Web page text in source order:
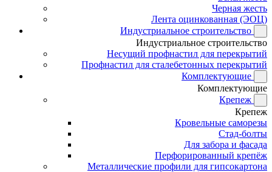
Черная жесть
Лента оцинкованная (ЭОЦ)
Индустриальное строительство
Индустриальное строительство
Несущий профнастил для перекрытий
Профнастил для сталебетонных перекрытий
Комплектующие
Комплектующие
Крепеж
Крепеж
Кровельные саморезы
Стад-болты
Для забора и фасада
Перфорированный крепёж
Металлические профили для гипсокартона